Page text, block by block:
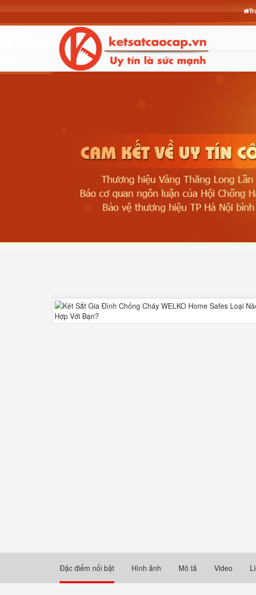
Đặc điểm nổi bật Hình ảnh Mô tả Video